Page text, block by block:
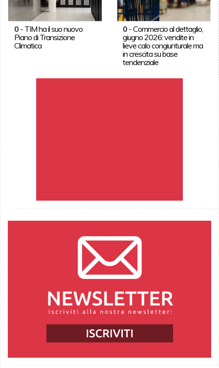
0- TIM ha il suo nuovo
Piano di Transizione
Climatica
0 -Commercio al dettaglio,
giugno 2026: vendite in
lieve calo congiunturale ma
in crescita su base
tendenziale